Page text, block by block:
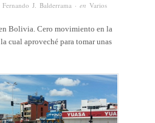
Fernando J. Balderrama · en Varios
Bolivia. Cero movimiento en la
cual aproveché para tomar unas